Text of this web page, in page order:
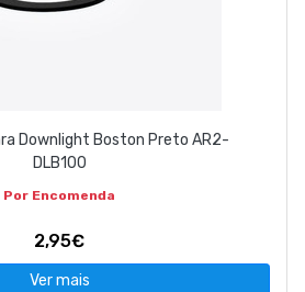
Downlight Boston Preto AR2-
DLB100
Por Encomenda
2,95€
Ver mais